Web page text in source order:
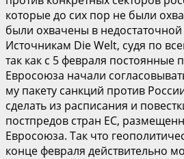
которые до сих пор не были
были охвачены в недостаточной
Источникам Die Welt, судя по
так как с 5 февраля постоянные
Евросоюза начали
му пакету санкций против
сделать из расписания и
постпредов стран ЕС,
Евросоюза. Так что
конце февраля действительно